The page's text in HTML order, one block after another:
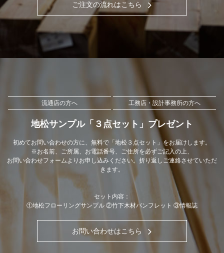
ご注文の流れはこちら
流通店の方へ 工務店・設計事務所の方へ
地松サンプル「３点セット」プレゼント
初めてお問い合わせの方に、無料で「地松３点セット」をお届けします。
※お名前、ご所属、お電話番号、ご住所を必ずご記入の上、
お問い合わせフォームよりお申し込みください。折り返しご連絡させていただ
きます。
セット内容：
①地松フローリングサンプル ②竹下木材パンフレット ③情報誌
お問い合わせはこちら